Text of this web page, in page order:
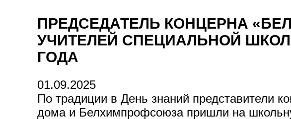
ПРЕДСЕДАТЕЛЬ КОНЦЕРНА
УЧИТЕЛЕЙ СПЕЦИАЛЬНОЙ
ГОДА
01.09.2025
По традиции в День знаний представители
дома и Белхимпрофсоюза пришли на